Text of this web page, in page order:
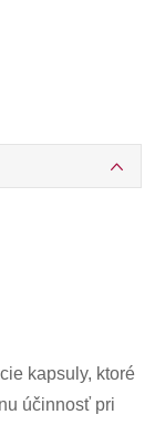
kapsuly, ktoré
účinnosť pri